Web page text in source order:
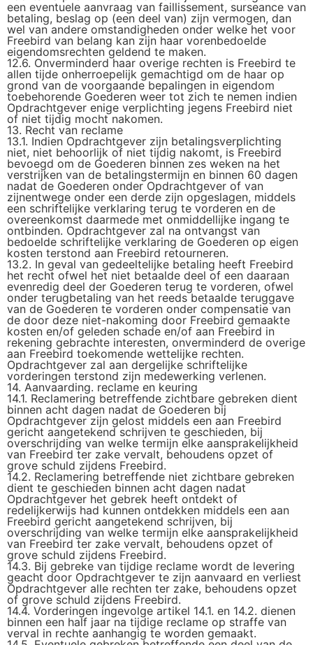
een eventuele aanvraag van faillissement, surseance van
betaling, beslag op (een deel van) zijn vermogen, dan
wel van andere omstandigheden onder welke het voor
Freebird van belang kan zijn haar vorenbedoelde
eigendomsrechten geldend te maken.
12.6. Onverminderd haar overige rechten is Freebird te
allen tijde onherroepelijk gemachtigd om de haar op
grond van de voorgaande bepalingen in eigendom
toebehorende Goederen weer tot zich te nemen indien
Opdrachtgever enige verplichting jegens Freebird niet
of niet tijdig mocht nakomen.
13. Recht van reclame
13.1. Indien Opdrachtgever zijn betalingsverplichting
niet, niet behoorlijk of niet tijdig nakomt, is Freebird
bevoegd om de Goederen binnen zes weken na het
verstrijken van de betalingstermijn en binnen 60 dagen
nadat de Goederen onder Opdrachtgever of van
zijnentwege onder een derde zijn opgeslagen, middels
een schriftelijke verklaring terug te vorderen en de
overeenkomst daarmede met onmiddellijke ingang te
ontbinden. Opdrachtgever zal na ontvangst van
bedoelde schriftelijke verklaring de Goederen op eigen
kosten terstond aan Freebird retourneren.
13.2. In geval van gedeeltelijke betaling heeft Freebird
het recht ofwel het niet betaalde deel of een daaraan
evenredig deel der Goederen terug te vorderen, ofwel
onder terugbetaling van het reeds betaalde teruggave
van de Goederen te vorderen onder compensatie van
de door deze niet-nakoming door Freebird gemaakte
kosten en/of geleden schade en/of aan Freebird in
rekening gebrachte interesten, onverminderd de overige
aan Freebird toekomende wettelijke rechten.
Opdrachtgever zal aan dergelijke schriftelijke
vorderingen terstond zijn medewerking verlenen.
14. Aanvaarding. reclame en keuring
14.1. Reclamering betreffende zichtbare gebreken dient
binnen acht dagen nadat de Goederen bij
Opdrachtgever zijn gelost middels een aan Freebird
gericht aangetekend schrijven te geschieden, bij
overschrijding van welke termijn elke aansprakelijkheid
van Freebird ter zake vervalt, behoudens opzet of
grove schuld zijdens Freebird.
14.2. Reclamering betreffende niet zichtbare gebreken
dient te geschieden binnen acht dagen nadat
Opdrachtgever het gebrek heeft ontdekt of
redelijkerwijs had kunnen ontdekken middels een aan
Freebird gericht aangetekend schrijven, bij
overschrijding van welke termijn elke aansprakelijkheid
van Freebird ter zake vervalt, behoudens opzet of
grove schuld zijdens Freebird.
14.3. Bij gebreke van tijdige reclame wordt de levering
geacht door Opdrachtgever te zijn aanvaard en verliest
Opdrachtgever alle rechten ter zake, behoudens opzet
of grove schuld zijdens Freebird.
14.4. Vorderingen ingevolge artikel 14.1. en 14.2. dienen
binnen een half jaar na tijdige reclame op straffe van
verval in rechte aanhangig te worden gemaakt.